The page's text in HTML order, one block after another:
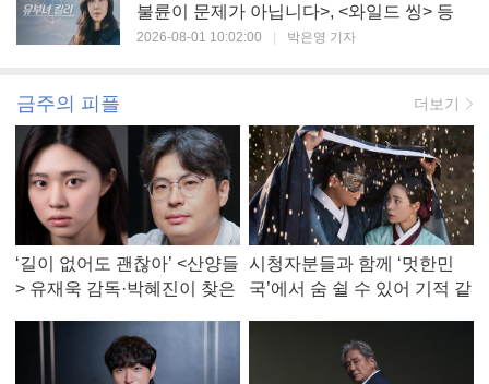
불륜이 문제가 아닙니다>, <와일드 씽> 등
2026-08-01 10:02:00 | 박은영 기자
금주의 피플 더보기
‘길이 없어도 괜찮아’ <산양들
> 유재욱 감독·박혜진이 찾은
시청자분들과 함께 ‘멋한민
국’에서 숨 쉴 수 있어 기적 같